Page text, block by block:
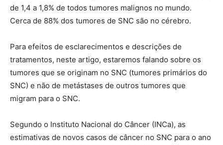
de 1,4 a 1,8% de todos tumores malignos no mundo.
Cerca de 88% dos tumores de SNC são no cérebro.
Para efeitos de esclarecimentos e descrições de
tratamentos, neste artigo, estaremos falando sobre os
tumores que se originam no SNC (tumores primários do
SNC) e não de metástases de outros tumores que
migram para o SNC.
Segundo o Instituto Nacional do Câncer (INCa), as
estimativas de novos casos de câncer no SNC para o ano